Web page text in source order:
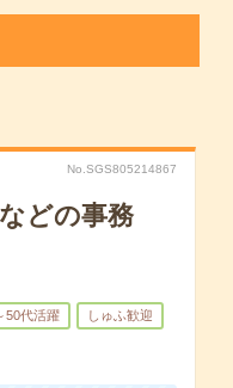
No.SGS805214867
どの事務
50代活躍 しゅふ歓迎